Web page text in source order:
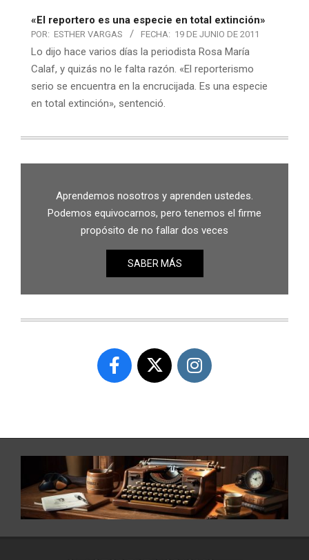
«El reportero es una especie en total extinción»
POR: ESTHER VARGAS FECHA: 19 DE JUNIO DE 2011
Lo dijo hace varios días la periodista Rosa María
Calaf, y quizás no le falta razón. «El reporterismo
serio se encuentra en la encrucijada. Es una especie
en total extinción», sentenció.
Aprendemos nosotros y aprenden ustedes.
Podemos equivocarnos, pero tenemos el firme
propósito de no fallar dos veces
SABER MÁS